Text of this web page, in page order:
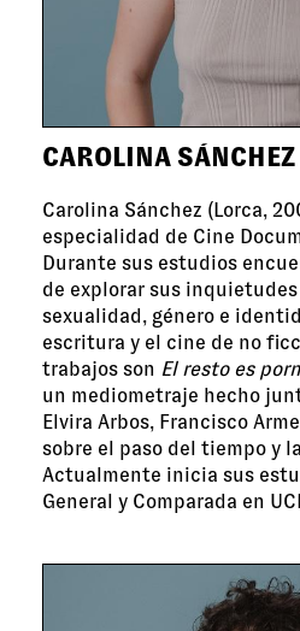
CAROLINA
Carolina Sánchez (Lorca,
especialidad de Cine
Durante sus estudios
de explorar sus
sexualidad, género e
escritura y el cine de no
trabajos son El resto es
un mediometraje hecho
Elvira Arbos, Francisco
sobre el paso del tiempo y
Actualmente inicia sus
General y Comparada en